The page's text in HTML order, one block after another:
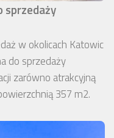
sprzedaży
w okolicach Katowic
do sprzedaży
zarówno atrakcyjną
357 m2.